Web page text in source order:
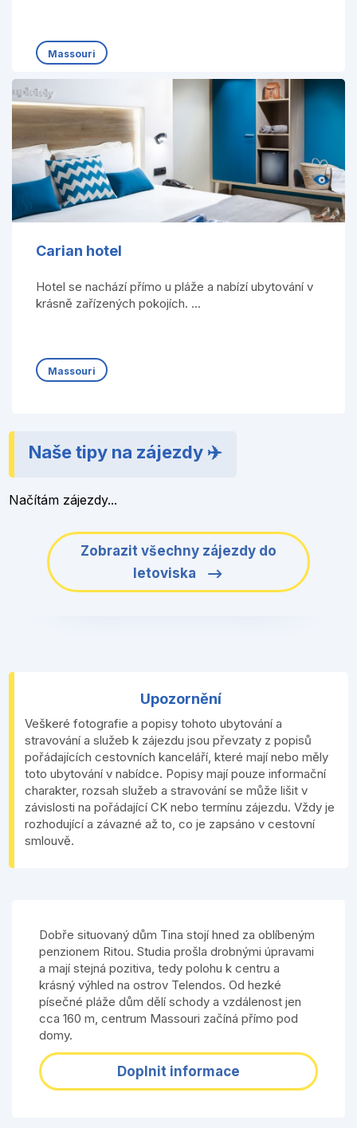
Massouri
Carian hotel
Hotel se nachází přímo u pláže a nabízí ubytování v
krásně zařízených pokojích. ...
Massouri
Naše tipy na zájezdy ✈️
Načítám zájezdy...
Zobrazit všechny zájezdy do
letoviska
Upozornění
Veškeré fotografie a popisy tohoto ubytování a
stravování a služeb k zájezdu jsou převzaty z popisů
pořádajících cestovních kanceláří, které mají nebo měly
toto ubytování v nabídce. Popisy mají pouze informační
charakter, rozsah služeb a stravování se může lišit v
závislosti na pořádající CK nebo termínu zájezdu. Vždy je
rozhodující a závazné až to, co je zapsáno v cestovní
smlouvě.
Dobře situovaný dům Tina stojí hned za oblíbeným
penzionem Ritou. Studia prošla drobnými úpravami
a mají stejná pozitiva, tedy polohu k centru a
krásný výhled na ostrov Telendos. Od hezké
písečné pláže dům dělí schody a vzdálenost jen
cca 160 m, centrum Massouri začíná přímo pod
domy.
Doplnit informace